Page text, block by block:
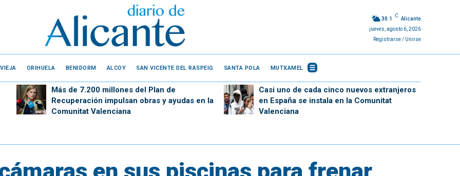
30.1
C
Alicante
jueves, agosto 6, 2026
Registrarse / Unirse
ORIHUELA BENIDORM ALCOY SAN VICENTE DEL RASPEIG SANTA POLA MUTXAMEL
Más de 7.200 millones del Plan de
Recuperación impulsan obras y ayudas en la
Comunitat Valenciana
Casi uno de cada cinco nuevos extranjeros
en España se instala en la Comunitat
Valenciana